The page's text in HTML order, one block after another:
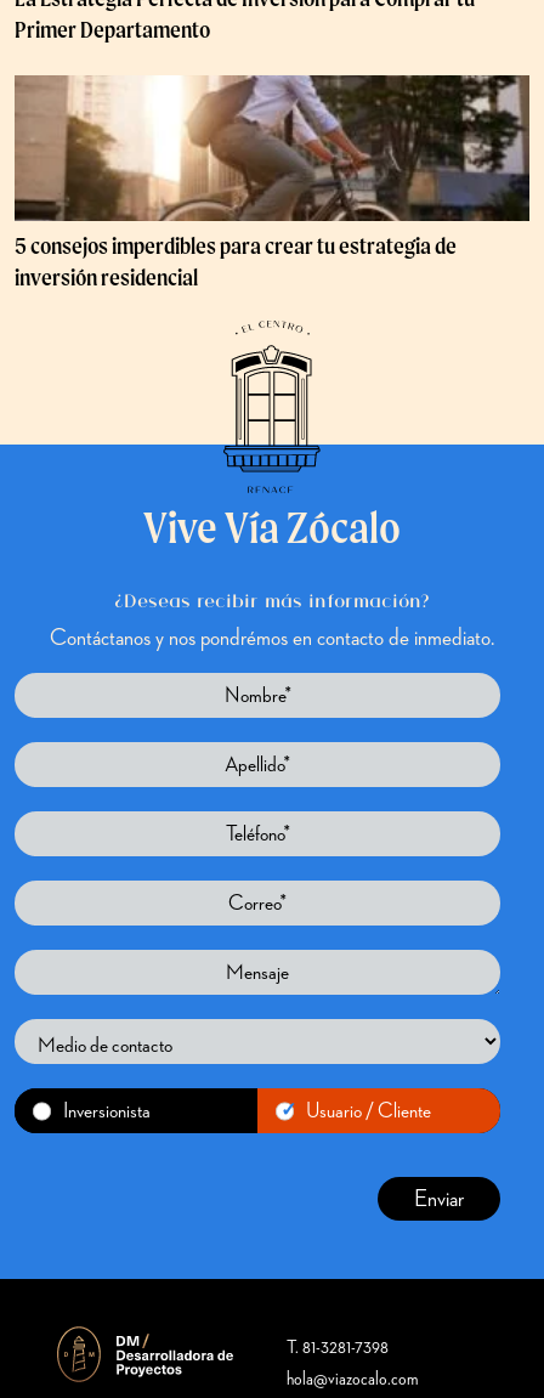
Primer Departamento
5 consejos imperdibles para crear tu estrategia de
inversión residencial
Vive Vía Zócalo
¿Deseas recibir más información?
Contáctanos y nos pondrémos en contacto de inmediato.
Inversionista Usuario / Cliente
T. 81-3281-7398
hola@viazocalo.com